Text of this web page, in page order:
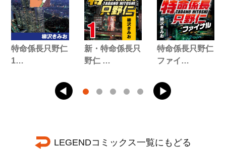
特命係長只野仁
1…
新・特命係長只
野仁 …
特命係長只野仁
ファイ…
LEGENDコミックス一覧にもどる